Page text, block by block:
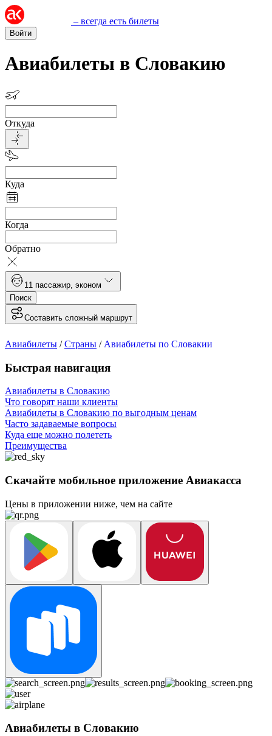
– всегда есть билеты
Войти
Авиабилеты в Словакию
Откуда
Куда
Когда
Обратно
1 1 пассажир эконом
Поиск
Составить сложный маршрут
Авиабилеты /Страны / Авиабилеты по Словакии
Быстрая навигация
Авиабилеты в Словакию
Что говорят наши клиенты
Авиабилеты в Словакию по выгодным ценам
Часто задаваемые вопросы
Куда еще можно полететь
Преимущества
Скачайте мобильное приложение Авиакасса
Цены в приложении ниже, чем на сайте
Авиабилеты в Словакию